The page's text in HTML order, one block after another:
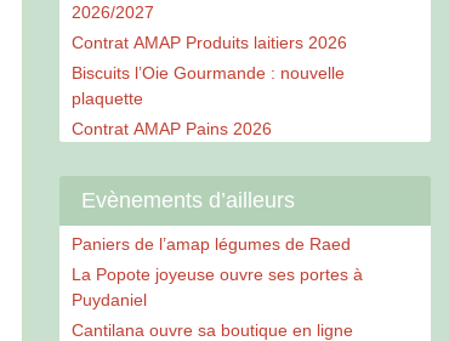
2026/2027
Contrat AMAP Produits laitiers 2026
Biscuits l’Oie Gourmande : nouvelle
plaquette
Contrat AMAP Pains 2026
Evènements d’ailleurs
Paniers de l’amap légumes de Raed
La Popote joyeuse ouvre ses portes à
Puydaniel
Cantilana ouvre sa boutique en ligne